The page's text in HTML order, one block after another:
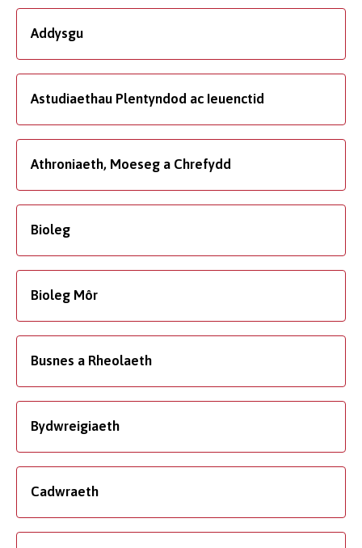
Addysgu
Astudiaethau Plentyndod ac Ieuenctid
Athroniaeth, Moeseg a Chrefydd
Bioleg
Bioleg Môr
Busnes a Rheolaeth
Bydwreigiaeth
Cadwraeth